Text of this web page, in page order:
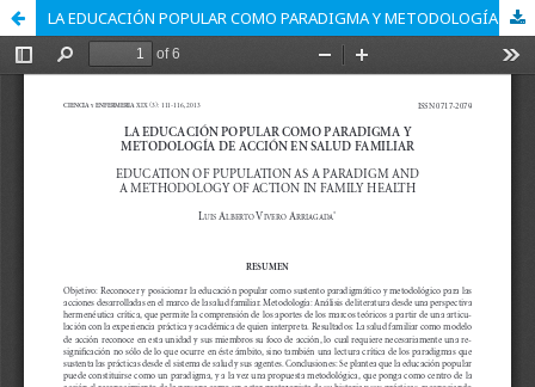
LA EDUCACIÓN POPULAR COMO PARADIGMA Y METODOLOGÍA DE ACCIÓN EN SALUD FAMILIAR